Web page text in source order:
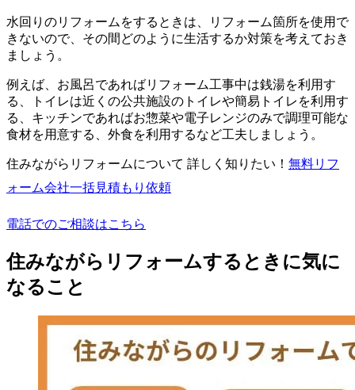
水回りのリフォームをするときは、リフォーム箇所を使用で
きないので、その間どのように生活するか対策を考えておき
ましょう。
例えば、お風呂であればリフォーム工事中は銭湯を利用す
る、トイレは近くの公共施設のトイレや簡易トイレを利用す
る、キッチンであればお惣菜や電子レンジのみで調理可能な
食材を用意する、外食を利用するなど工夫しましょう。
住みながらリフォームについて 詳しく知りたい！ 無料リフ
ォーム会社一括見積もり依頼
電話でのご相談はこちら
住みながらリフォームするときに気に
なること